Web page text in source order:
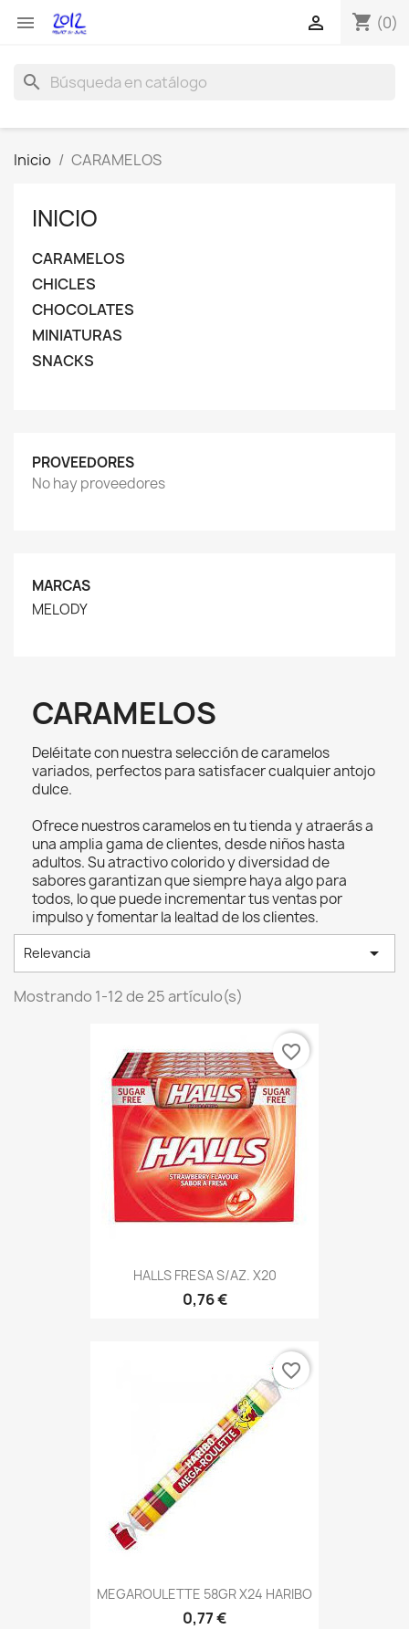
 shopping_cart (0)

search
Inicio CARAMELOS
INICIO
CARAMELOS
CHICLES
CHOCOLATES
MINIATURAS
SNACKS
PROVEEDORES
No hay proveedores
MARCAS
MELODY
CARAMELOS
Deléitate con nuestra selección de caramelos
variados, perfectos para satisfacer cualquier antojo
dulce.
Ofrece nuestros caramelos en tu tienda y atraerás a
una amplia gama de clientes, desde niños hasta
adultos. Su atractivo colorido y diversidad de
sabores garantizan que siempre haya algo para
todos, lo que puede incrementar tus ventas por
impulso y fomentar la lealtad de los clientes.
Relevancia 
Mostrando 1-12 de 25 artículo(s)
HALLS FRESA S/AZ. X20
0,76 €
favorite_border
MEGAROULETTE 58GR X24 HARIBO
0,77 €
favorite_border